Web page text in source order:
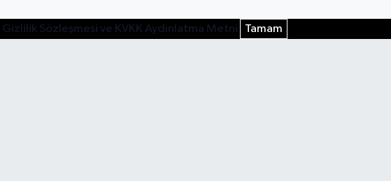
Gizlilik Sözleşmesi ve KVKK Aydınlatma Metni Tamam